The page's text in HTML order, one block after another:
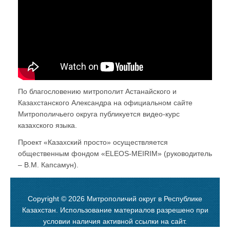
По благословению митрополит Астанайского и
Казахстанского Александра на официальном сайте
Митрополичьего округа публикуется видео-курс
казахского языка.
Проект «Казахский просто» осуществляется
общественным фондом «ELEOS-MEIRIM» (руководитель
– В.М. Капсамун).
Copyright © 2026 Митрополичий округ в Республике
Казахстан. Использование материалов разрешено при
условии наличия активной ссылки на сайт.